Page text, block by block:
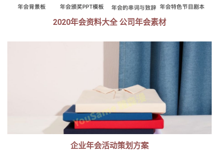
2020年会资料大全 公司年会素材
企业年会活动策划方案